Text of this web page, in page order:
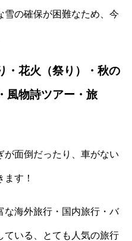
雪の確保が困難なため、今
・花火（祭り）・秋の
風物詩ツアー・旅
が面倒だったり、車がない
す！
な海外旅行・国内旅行・バ
ている、とても人気の旅行